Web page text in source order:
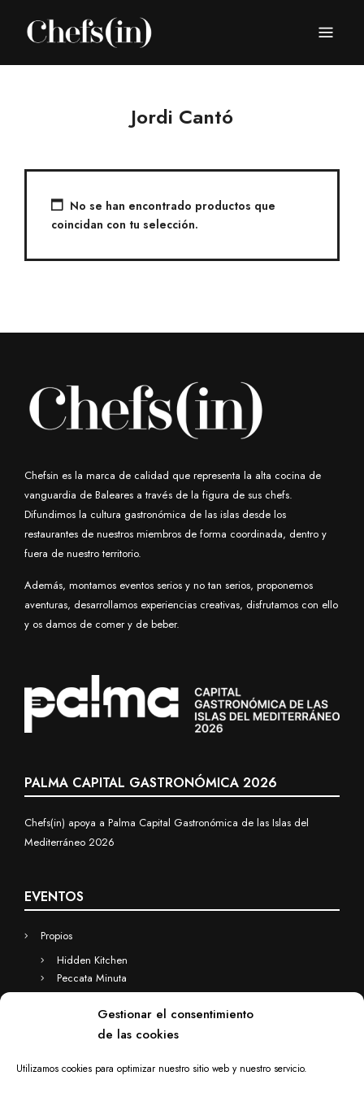
Gestionar el consentimiento
de las cookies
Utilizamos cookies para optimizar nuestro sitio web y nuestro servicio.
CHEFS(IN)
Jordi Cantó
No se han encontrado productos que
coincidan con tu selección.
Chefsin es la marca de calidad que representa la alta cocina de
vanguardia de Baleares a través de la figura de sus chefs.
Difundimos la cultura gastronómica de las islas desde los
restaurantes de nuestros miembros de forma coordinada, dentro y
fuera de nuestro territorio.
Además, montamos eventos serios y no tan serios, proponemos
aventuras, desarrollamos experiencias creativas, disfrutamos con ello
y os damos de comer y de beber.
PALMA CAPITAL GASTRONÓMICA 2026
Chefs(in) apoya a Palma Capital Gastronómica de las Islas del
Mediterráneo 2026
EVENTOS
Propios
Hidden Kitchen
Peccata Minuta
Eventos a medida
Hidden Kitchen Business